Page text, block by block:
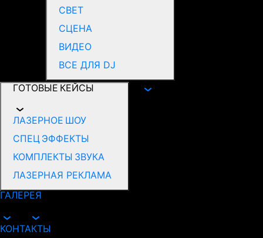
СВЕТ
СЦЕНА
ВИДЕО
ВСЕ ДЛЯ DJ
ГОТОВЫЕ КЕЙСЫ
ЛАЗЕРНОЕ ШОУ
СПЕЦ ЭФФЕКТЫ
КОМПЛЕКТЫ ЗВУКА
ЛАЗЕРНАЯ РЕКЛАМА
ГАЛЕРЕЯ
КОНТАКТЫ